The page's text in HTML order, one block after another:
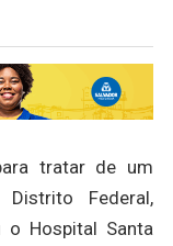
tratar de um
Federal,
o Hospital Santa